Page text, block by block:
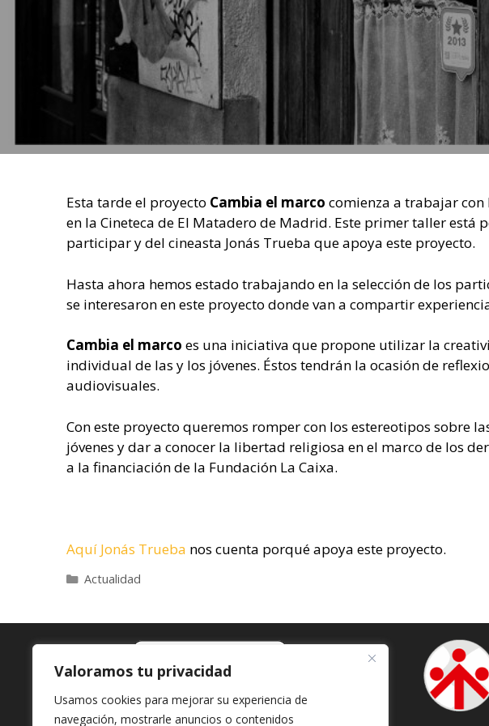
Valoramos tu privacidad
Usamos cookies para mejorar su experiencia de
navegación, mostrarle anuncios o contenidos
Esta tarde el proyecto Cambia el marco comienza a trabajar
en la Cineteca de El Matadero de Madrid. Este primer taller está
participar y del cineasta Jonás Trueba que apoya este proyecto.
Hasta ahora hemos estado trabajando en la selección de los
se interesaron en este proyecto donde van a compartir
Cambia el marco es una iniciativa que propone utilizar la
individual de las y los jóvenes. Éstos tendrán la ocasión de
audiovisuales.
Con este proyecto queremos romper con los estereotipos sobre
jóvenes y dar a conocer la libertad religiosa en el marco de los
a la financiación de la Fundación La Caixa.
Aquí Jonás Trueba nos cuenta porqué apoya este proyecto.
Categorías
Actualidad